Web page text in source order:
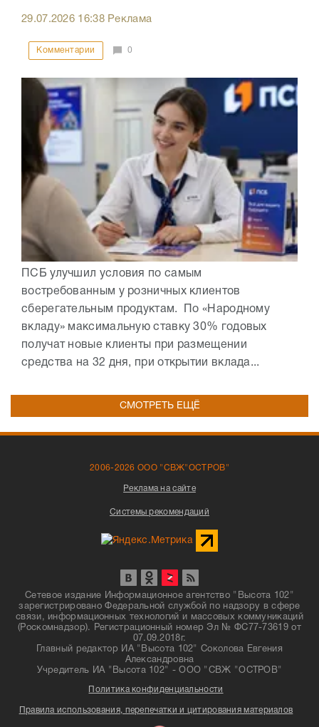
29.07.2026 16:38Реклама
Комментарии 0
ПСБ улучшил условия по самым
востребованным у розничных клиентов
сберегательным продуктам. По «Народному
вкладу» максимальную ставку 30% годовых
получат новые клиенты при размещении
средства на 32 дня, при открытии вклада...
СМОТРЕТЬ ЕЩЁ
2006-2026 ООО "СВЖ"ОСТРОВ"
Реклама на сайте
Системы рекомендаций
Сетевое издание Информационное агентство "Высота 102"
зарегистрировано Федеральной службой по надзору в сфере
связи, информационных технологий и массовых коммуникаций
(Роскомнадзор). Регистрационный номер Эл № ФС77-73619 от
07.09.2018г.
Главный редактор ИА "Высота 102" Соколова Евгения
Александровна
Учредитель ИА "Высота 102" - ООО "СВЖ "ОСТРОВ"
Политика конфиденциальности
Правила использования, перепечатки и цитирования материалов